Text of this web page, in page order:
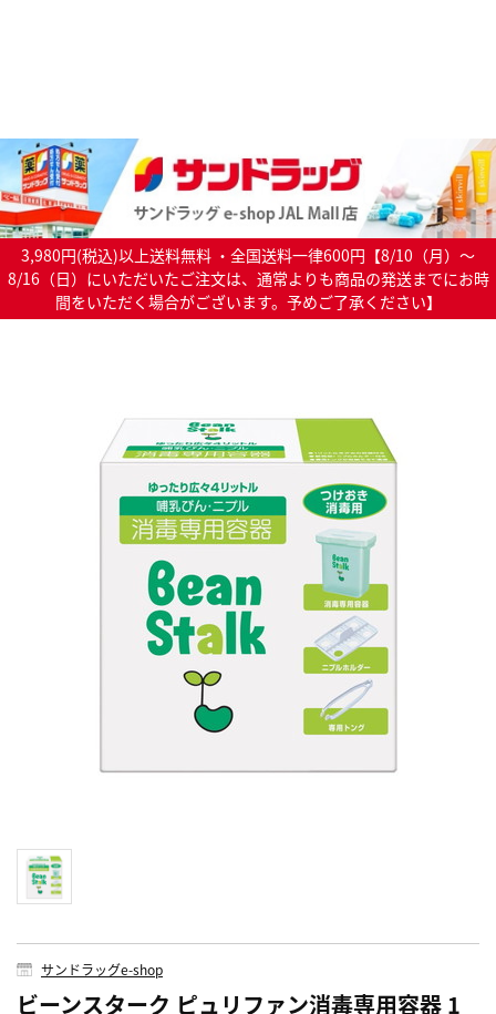
3,980円(税込)以上送料無料 ・全国送料一律600円【8/10（月）～
8/16（日）にいただいたご注文は、通常よりも商品の発送までにお時
間をいただく場合がございます。予めご了承ください】
サンドラッグe-shop
ビーンスターク ピュリファン消毒専用容器 1